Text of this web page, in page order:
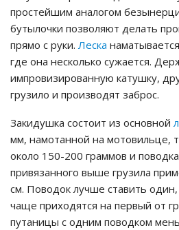
простейшим аналогом
бутылочки позволяют делать
прямо с руки. Леска
где она несколько сужается.
импровизированную катушку,
грузило и производят заброс.
Закидушка состоит из основной
мм, намотанной на мотовильце,
около 150-200 граммов и
привязанного выше грузила
см. Поводок лучше ставить один,
чаще приходятся на первый от
путаницы с одним поводком